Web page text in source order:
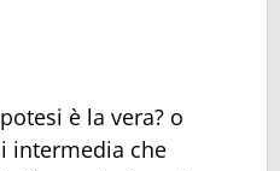
è la vera? o
intermedia che